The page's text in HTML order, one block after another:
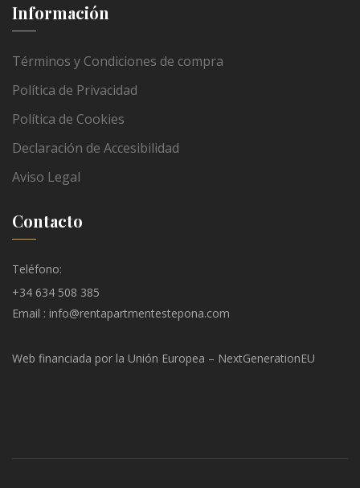
Información
Términos y Condiciones de compra
Política de Privacidad
Política de Cookies
Declaración de Accesibilidad
Aviso Legal
Contacto
Teléfono:
+34 634 508 385
Email : info@rentapartmentestepona.com
Web financiada por la Unión Europea – NextGenerationEU